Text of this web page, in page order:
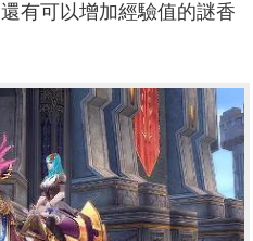
有可以增加經驗值的謎香